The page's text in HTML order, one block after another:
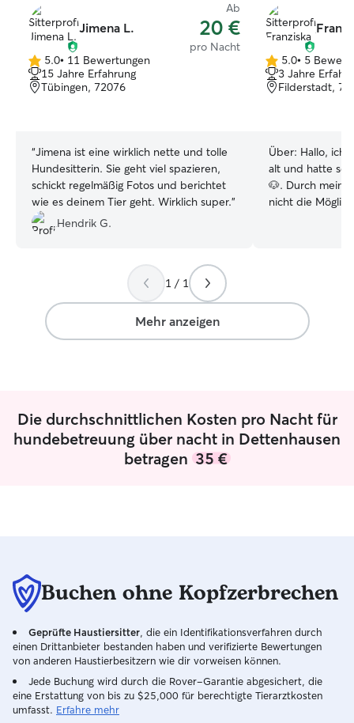
Jimena L.
Ab
20 €
pro Nacht
5.0
von
5
5.0• 11 Bewertungen
15 Jahre Erfahrung
Tübingen, 72076
“Jimena ist eine wirklich nette und tolle
Hundesitterin. Sie geht viel spazieren,
schickt regelmäßig Fotos und berichtet
wie es deinem Tier geht. Wirklich super.”
Hendrik G.
5.0
von
5
5.0• 5
3 Jahre
Filderstadt,
Über: Hallo, ich
alt und hatte
🐶. Durch mein Studium habe ich aktuell
nicht die
sammeln. Ich
eigenen Hund,
wunderschöne
respektvoll und
umzugehen. In
Hund,
Kleintieren, ich
Engagement. I
communicating
discuss details,
questions
studiere zurzeit
1 / 1
Mehr anzeigen
Die durchschnittlichen Kosten pro Nacht für
hundebetreuung über nacht in Dettenhausen
betragen 35 €
Buchen ohne Kopfzerbrechen
Geprüfte Haustiersitter , die ein Identifikationsverfahren durch
einen Drittanbieter bestanden haben und verifizierte Bewertungen
von anderen Haustierbesitzern wie dir vorweisen können.
Jede Buchung wird durch die Rover-Garantie abgesichert, die
eine Erstattung von bis zu $25,000 für berechtigte Tierarztkosten
umfasst. Erfahre mehr